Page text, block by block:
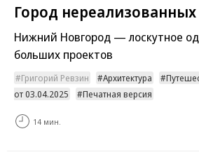
Город
Нижний Новгород — лоскутное
больших проектов
Григорий Ревзин Архитектура
от 03.04.2025
Печатная версия
14 мин.